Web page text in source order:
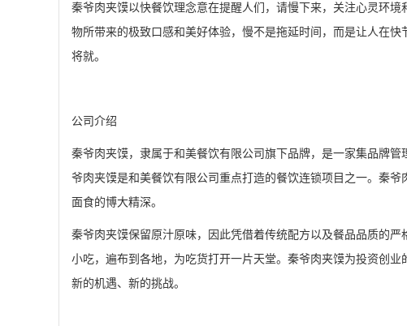
秦爷肉夹馍以快餐饮理念意在提醒人们，请慢下来，关注心灵环
物所带来的极致口感和美好体验，慢不是拖延时间，而是让人在
将就。
公司介绍
秦爷肉夹馍，隶属于和美餐饮有限公司旗下品牌，是一家集品牌
爷肉夹馍是和美餐饮有限公司重点打造的餐饮连锁项目之一。秦
面食的博大精深。
秦爷肉夹馍保留原汁原味，因此凭借着传统配方以及餐品品质的
小吃，遍布到各地，为吃货打开一片天堂。秦爷肉夹馍为投资创
新的机遇、新的挑战。